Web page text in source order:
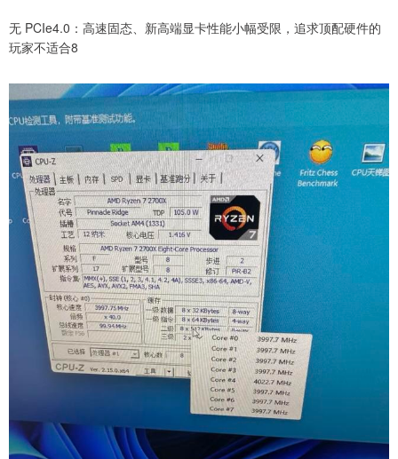
无 PCIe4.0：高速固态、新高端显卡性能小幅受限，追求顶配硬件的
玩家不适合8